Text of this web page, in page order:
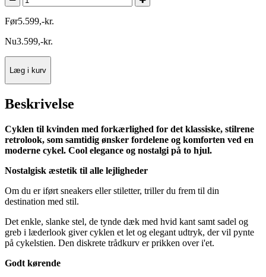
Før5.599,-kr.
Nu3.599,-kr.
Læg i kurv
Beskrivelse
Cyklen til kvinden med forkærlighed for det klassiske, stilrene
retrolook, som samtidig ønsker fordelene og komforten ved en
moderne cykel. Cool elegance og nostalgi på to hjul.
Nostalgisk æstetik til alle lejligheder
Om du er iført sneakers eller stiletter, triller du frem til din
destination med stil.
Det enkle, slanke stel, de tynde dæk med hvid kant samt sadel og
greb i læderlook giver cyklen et let og elegant udtryk, der vil pynte
på cykelstien. Den diskrete trådkurv er prikken over i'et.
Godt kørende